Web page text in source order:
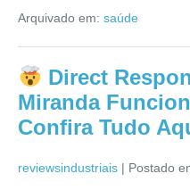
Serum
Oficial:
Aqui,
Composição,
Anvisa,
Preço
[RESENHA]
Arquivado em: saúde
Direct
Miranda
Confira Tudo
reviewsindustriais | Postado